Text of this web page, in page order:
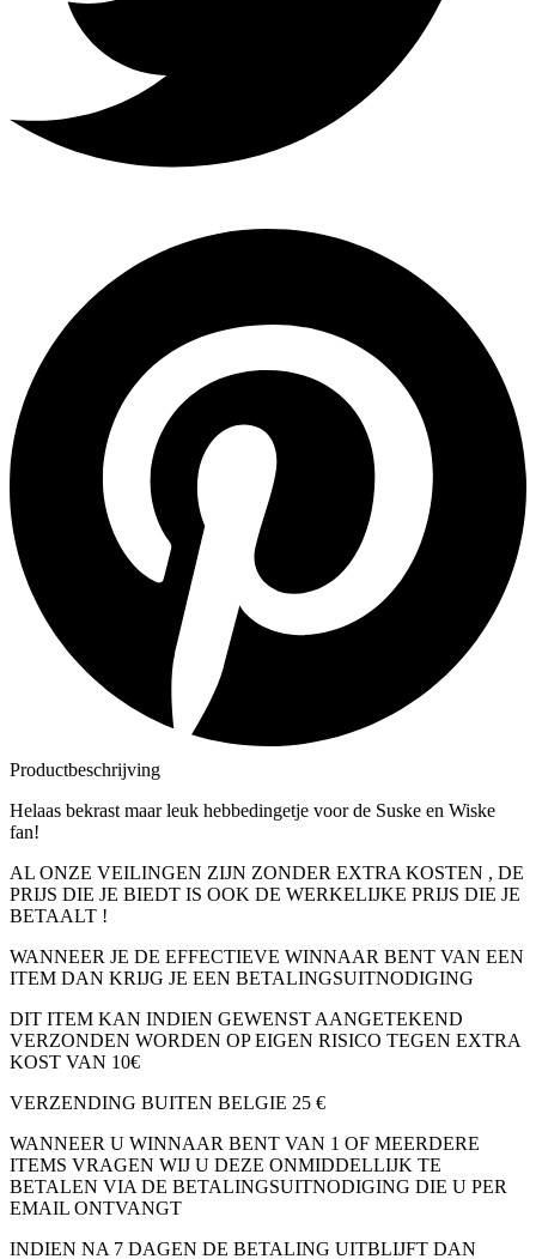
Productbeschrijving
Helaas bekrast maar leuk hebbedingetje voor de Suske en Wiske
fan!
AL ONZE VEILINGEN ZIJN ZONDER EXTRA KOSTEN , DE
PRIJS DIE JE BIEDT IS OOK DE WERKELIJKE PRIJS DIE JE
BETAALT !
WANNEER JE DE EFFECTIEVE WINNAAR BENT VAN EEN
ITEM DAN KRIJG JE EEN BETALINGSUITNODIGING
DIT ITEM KAN INDIEN GEWENST AANGETEKEND
VERZONDEN WORDEN OP EIGEN RISICO TEGEN EXTRA
KOST VAN 10€
VERZENDING BUITEN BELGIE 25 €
WANNEER U WINNAAR BENT VAN 1 OF MEERDERE
ITEMS VRAGEN WIJ U DEZE ONMIDDELLIJK TE
BETALEN VIA DE BETALINGSUITNODIGING DIE U PER
EMAIL ONTVANGT
INDIEN NA 7 DAGEN DE BETALING UITBLIJFT DAN